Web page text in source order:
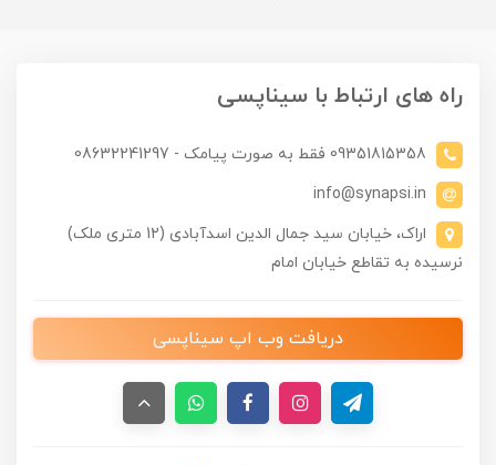
راه های ارتباط با سیناپسی
09351815358 فقط به صورت پیامک - 08632241297
info@synapsi.in
اراک، خیابان سید جمال الدین اسدآبادی (12 متری ملک)
نرسیده به تقاطع خیابان امام
دریافت وب اپ سیناپسی